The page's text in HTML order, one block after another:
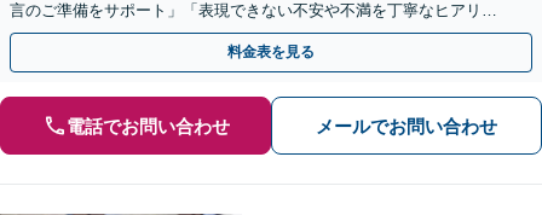
言のご準備をサポート」「表現できない不安や不満を丁寧なヒアリン
グで言語化」【完全個室対応】【休日・夜間相談可】
料金表を見る
電話でお問い合わせ メールでお問い合わせ